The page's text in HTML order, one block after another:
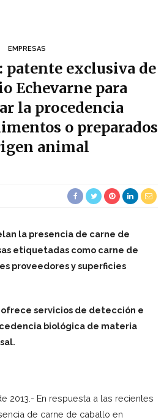
EMPRESAS
patente exclusiva de
Echevarne para
la procedencia
o preparados
animal
la presencia de carne de
etiquetadas como carne de
proveedores y superficies
servicios de detección e
biológica de materia
2013.- En respuesta a las recientes
de carne de caballo en